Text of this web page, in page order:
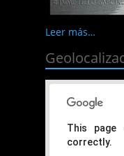
Leer más…
This page
correctly.